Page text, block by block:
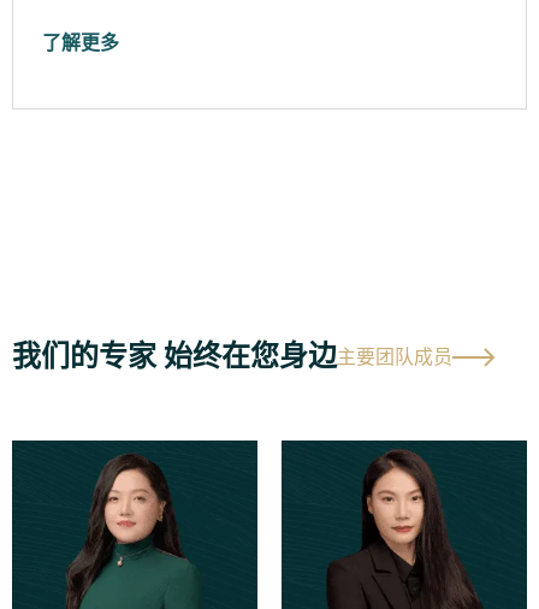
了解更多
我们的专家 始终在您身边主要团队成员